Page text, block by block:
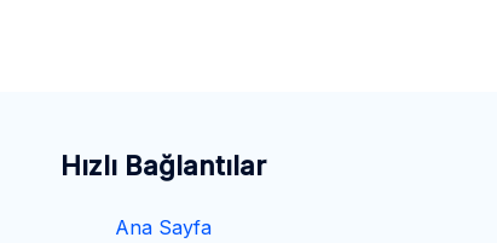
Hızlı Bağlantılar
Ana Sayfa